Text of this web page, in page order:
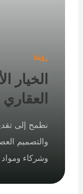
رؤيتنا
الخيار
نطمح إلى
والتصميم
وشركاء ومواد